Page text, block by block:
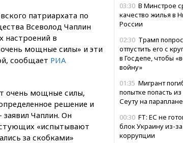
03:30 В Минстрое
качество жилья в
России
02:30 Трамп
отпустить его с
в Госдепе, чтобы
войну»
01:35 Мигрант
попытке попасть
Сеуту на параплане
00:30 FT: ЕС не
блок Украину из-
коррупции
патриархата по
Всеволод Чаплин
настроений в
мощные силы» и эти
сообщает РИА
очень мощные силы,
решение и
Чаплин. Он
«испытывают
за скобками»